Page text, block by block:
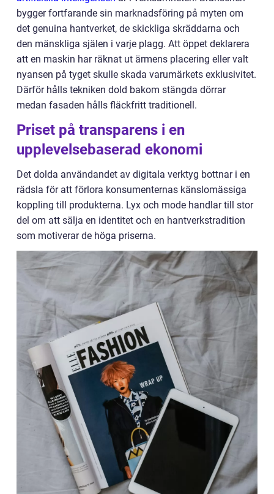
bygger fortfarande sin marknadsföring på myten om
det genuina hantverket, de skickliga skräddarna och
den mänskliga själen i varje plagg. Att öppet deklarera
att en maskin har räknat ut ärmens placering eller valt
nyansen på tyget skulle skada varumärkets exklusivitet.
Därför hålls tekniken dold bakom stängda dörrar
medan fasaden hålls fläckfritt traditionell.
Priset på transparens i en
upplevelsebaserad ekonomi
Det dolda användandet av digitala verktyg bottnar i en
rädsla för att förlora konsumenternas känslomässiga
koppling till produkterna. Lyx och mode handlar till stor
del om att sälja en identitet och en hantverkstradition
som motiverar de höga priserna.